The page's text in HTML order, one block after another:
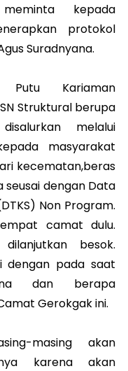
kepada
protokol
Suradnyana.
Putu Kariaman
Struktural berupa
melalui
masyarakat
kecematan,beras
dengan Data
Non Program.
camat dulu.
besok.
dengan pada saat
dan berapa
Gerokgak ini.
masing akan
karena akan